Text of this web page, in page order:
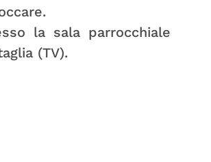
la sala parrocchiale
(TV).